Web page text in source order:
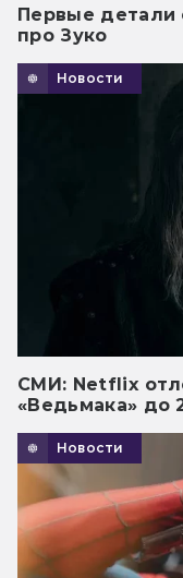
Первые детали
про Зуко
Новости
СМИ: Netflix
«Ведьмака» до
Новости